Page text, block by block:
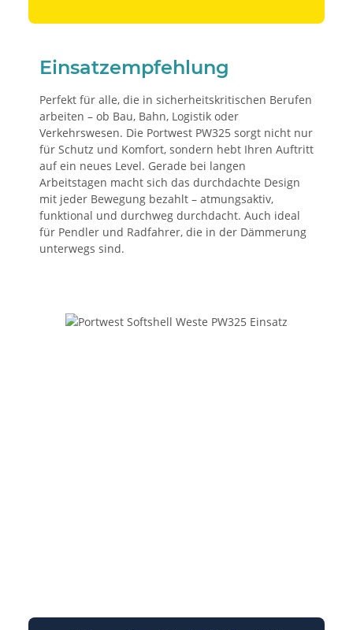
Einsatzempfehlung
Perfekt für alle, die in sicherheitskritischen Berufen
arbeiten – ob Bau, Bahn, Logistik oder
Verkehrswesen. Die Portwest PW325 sorgt nicht nur
für Schutz und Komfort, sondern hebt Ihren Auftritt
auf ein neues Level. Gerade bei langen
Arbeitstagen macht sich das durchdachte Design
mit jeder Bewegung bezahlt – atmungsaktiv,
funktional und durchweg durchdacht. Auch ideal
für Pendler und Radfahrer, die in der Dämmerung
unterwegs sind.